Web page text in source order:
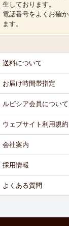
生しております。
電話番号をよくお確
ます。
送料について
お届け時間帯指定
ルピシア会員について
ウェブサイト利用規約
会社案内
採用情報
よくある質問